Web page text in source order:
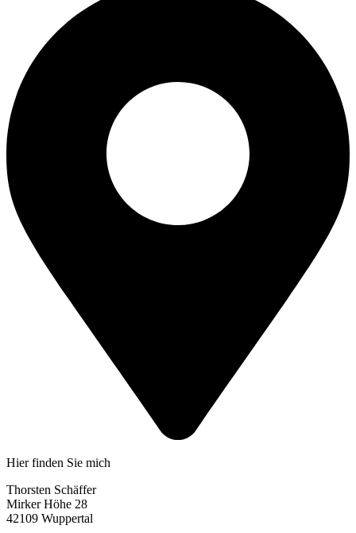
Hier finden Sie mich
Thorsten Schäffer
Mirker Höhe 28
42109 Wuppertal